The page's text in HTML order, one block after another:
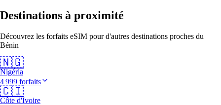
Destinations à proximité
Découvrez les forfaits eSIM pour d'autres destinations proches du
Bénin
🇳🇬
Nigéria
4 999 forfaits
🇨🇮
Côte d'Ivoire